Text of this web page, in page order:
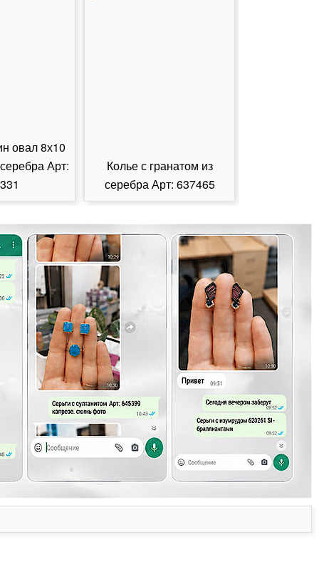
овал 8х10
Арт:
Колье с гранатом из
серебра Арт: 637465